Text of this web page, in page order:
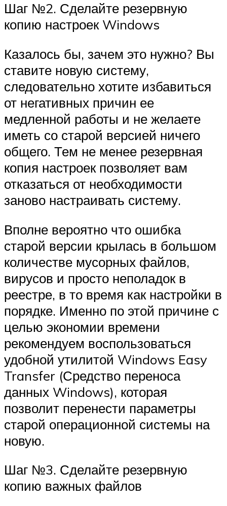
Шаг №2. Сделайте резервную
копию настроек Windows
Казалось бы, зачем это нужно? Вы
ставите новую систему,
следовательно хотите избавиться
от негативных причин ее
медленной работы и не желаете
иметь со старой версией ничего
общего. Тем не менее резервная
копия настроек позволяет вам
отказаться от необходимости
заново настраивать систему.
Вполне вероятно что ошибка
старой версии крылась в большом
количестве мусорных файлов,
вирусов и просто неполадок в
реестре, в то время как настройки в
порядке. Именно по этой причине с
целью экономии времени
рекомендуем воспользоваться
удобной утилитой Windows Easy
Transfer (Средство переноса
данных Windows), которая
позволит перенести параметры
старой операционной системы на
новую.
Шаг №3. Сделайте резервную
копию важных файлов